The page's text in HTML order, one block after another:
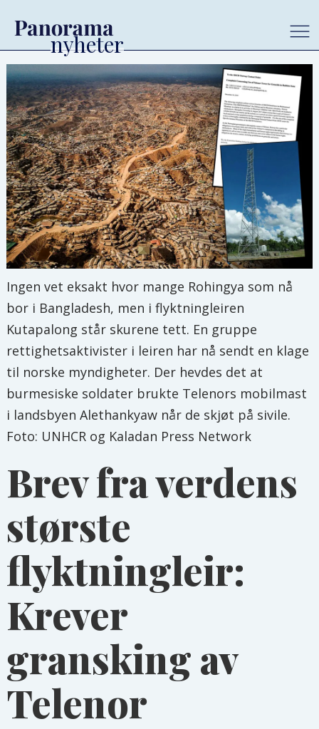
Ingen vet eksakt hvor mange Rohingya som nå
bor i Bangladesh, men i flyktningleiren
Kutapalong står skurene tett. En gruppe
rettighetsaktivister i leiren har nå sendt en klage
til norske myndigheter. Der hevdes det at
burmesiske soldater brukte Telenors mobilmast
i landsbyen Alethankyaw når de skjøt på sivile.
Foto: UNHCR og Kaladan Press Network
Brev fra verdens
største
flyktningleir:
Krever
gransking av
Telenor